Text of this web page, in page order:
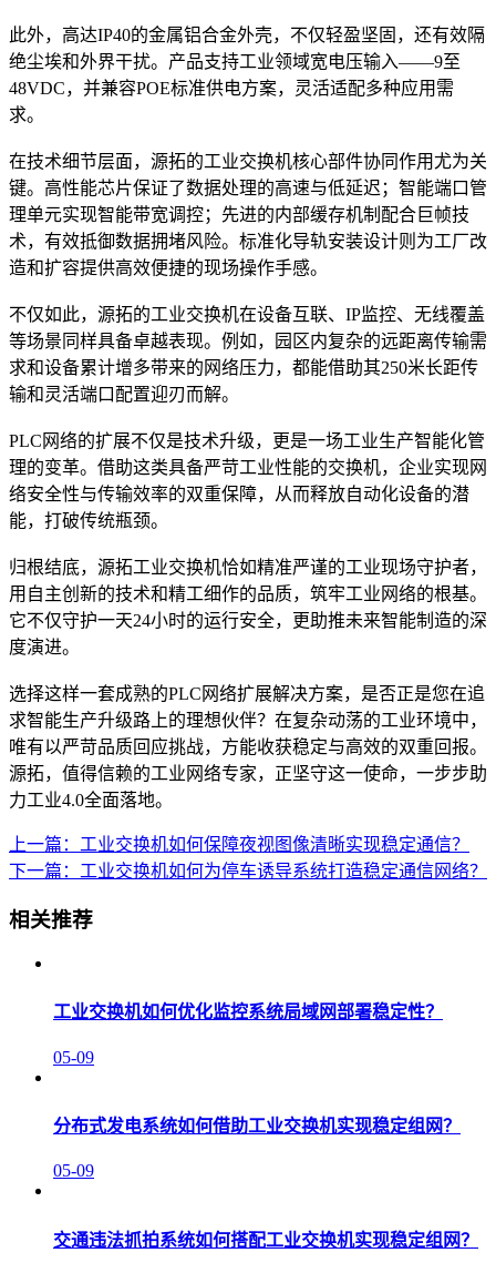
此外，高达IP40的金属铝合金外壳，不仅轻盈坚固，还有效隔
绝尘埃和外界干扰。产品支持工业领域宽电压输入——9至
48VDC，并兼容POE标准供电方案，灵活适配多种应用需
求。
在技术细节层面，源拓的工业交换机核心部件协同作用尤为关
键。高性能芯片保证了数据处理的高速与低延迟；智能端口管
理单元实现智能带宽调控；先进的内部缓存机制配合巨帧技
术，有效抵御数据拥堵风险。标准化导轨安装设计则为工厂改
造和扩容提供高效便捷的现场操作手感。
不仅如此，源拓的工业交换机在设备互联、IP监控、无线覆盖
等场景同样具备卓越表现。例如，园区内复杂的远距离传输需
求和设备累计增多带来的网络压力，都能借助其250米长距传
输和灵活端口配置迎刃而解。
PLC网络的扩展不仅是技术升级，更是一场工业生产智能化管
理的变革。借助这类具备严苛工业性能的交换机，企业实现网
络安全性与传输效率的双重保障，从而释放自动化设备的潜
能，打破传统瓶颈。
归根结底，源拓工业交换机恰如精准严谨的工业现场守护者，
用自主创新的技术和精工细作的品质，筑牢工业网络的根基。
它不仅守护一天24小时的运行安全，更助推未来智能制造的深
度演进。
选择这样一套成熟的PLC网络扩展解决方案，是否正是您在追
求智能生产升级路上的理想伙伴？在复杂动荡的工业环境中，
唯有以严苛品质回应挑战，方能收获稳定与高效的双重回报。
源拓，值得信赖的工业网络专家，正坚守这一使命，一步步助
力工业4.0全面落地。
上一篇：工业交换机如何保障夜视图像清晰实现稳定通信？
下一篇：工业交换机如何为停车诱导系统打造稳定通信网络？
相关推荐
工业交换机如何优化监控系统局域网部署稳定性？
05-09
分布式发电系统如何借助工业交换机实现稳定组网？
05-09
交通违法抓拍系统如何搭配工业交换机实现稳定组网？